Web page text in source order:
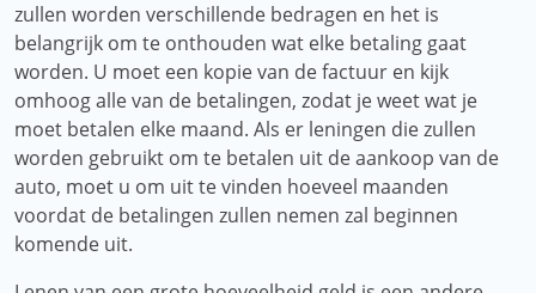
zullen worden verschillende bedragen en het is
belangrijk om te onthouden wat elke betaling gaat
worden. U moet een kopie van de factuur en kijk
omhoog alle van de betalingen, zodat je weet wat je
moet betalen elke maand. Als er leningen die zullen
worden gebruikt om te betalen uit de aankoop van de
auto, moet u om uit te vinden hoeveel maanden
voordat de betalingen zullen nemen zal beginnen
komende uit.